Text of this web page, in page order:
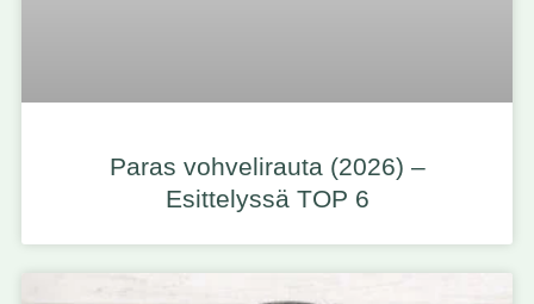
Paras vohvelirauta (2026) –
Esittelyssä TOP 6